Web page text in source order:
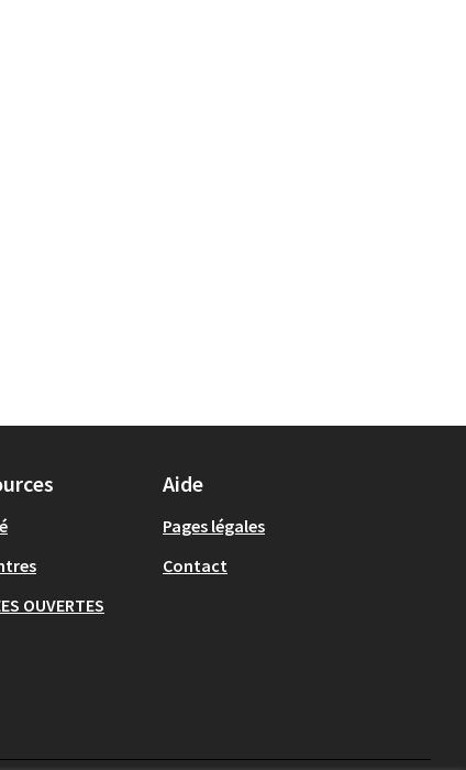
OUVERTES
Aide
Pages légales
Contact